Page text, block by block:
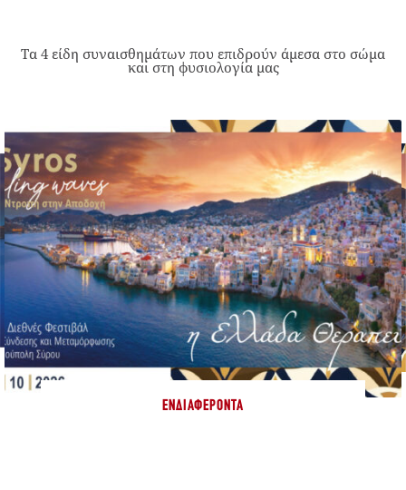
Τα 4 είδη συναισθημάτων που επιδρούν άμεσα στο σώμα
και στη φυσιολογία μας
ΕΝΔΙΑΦΈΡΟΝΤΑ